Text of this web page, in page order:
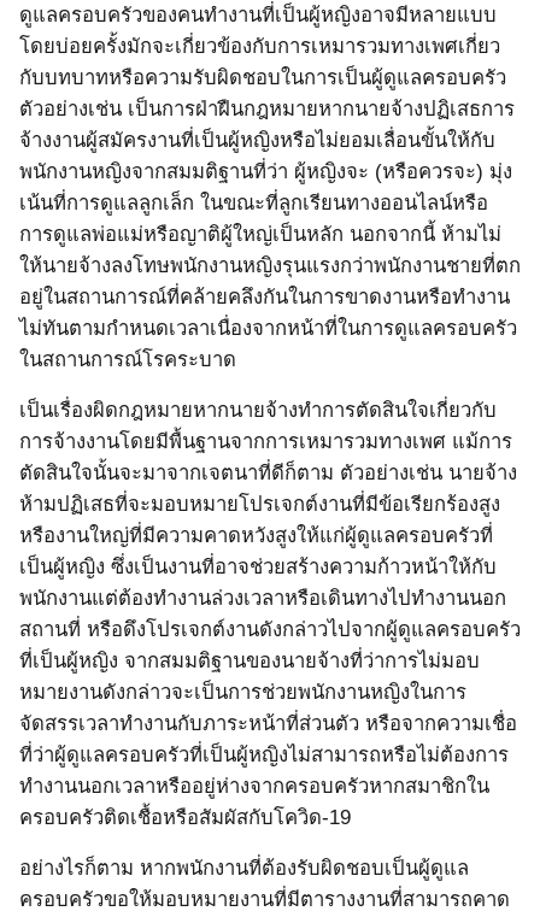
ดูแลครอบครัวของคนทำงานที่เป็นผู้หญิงอาจมีหลายแบบ
โดยบ่อยครั้งมักจะเกี่ยวข้องกับการเหมารวมทางเพศเกี่ยว
กับบทบาทหรือความรับผิดชอบในการเป็นผู้ดูแลครอบครัว
ตัวอย่างเช่น เป็นการฝ่าฝืนกฎหมายหากนายจ้างปฏิเสธการ
จ้างงานผู้สมัครงานที่เป็นผู้หญิงหรือไม่ยอมเลื่อนขั้นให้กับ
พนักงานหญิงจากสมมติฐานที่ว่า ผู้หญิงจะ (หรือควรจะ) มุ่ง
เน้นที่การดูแลลูกเล็ก ในขณะที่ลูกเรียนทางออนไลน์หรือ
การดูแลพ่อแม่หรือญาติผู้ใหญ่เป็นหลัก นอกจากนี้ ห้ามไม่
ให้นายจ้างลงโทษพนักงานหญิงรุนแรงกว่าพนักงานชายที่ตก
อยู่ในสถานการณ์ที่คล้ายคลึงกันในการขาดงานหรือทำงาน
ไม่ทันตามกำหนดเวลาเนื่องจากหน้าที่ในการดูแลครอบครัว
ในสถานการณ์โรคระบาด
เป็นเรื่องผิดกฎหมายหากนายจ้างทำการตัดสินใจเกี่ยวกับ
การจ้างงานโดยมีพื้นฐานจากการเหมารวมทางเพศ แม้การ
ตัดสินใจนั้นจะมาจากเจตนาที่ดีก็ตาม ตัวอย่างเช่น นายจ้าง
ห้ามปฏิเสธที่จะมอบหมายโปรเจกต์งานที่มีข้อเรียกร้องสูง
หรืองานใหญ่ที่มีความคาดหวังสูงให้แก่ผู้ดูแลครอบครัวที่
เป็นผู้หญิง ซึ่งเป็นงานที่อาจช่วยสร้างความก้าวหน้าให้กับ
พนักงานแต่ต้องทำงานล่วงเวลาหรือเดินทางไปทำงานนอก
สถานที่ หรือดึงโปรเจกต์งานดังกล่าวไปจากผู้ดูแลครอบครัว
ที่เป็นผู้หญิง จากสมมติฐานของนายจ้างที่ว่าการไม่มอบ
หมายงานดังกล่าวจะเป็นการช่วยพนักงานหญิงในการ
จัดสรรเวลาทำงานกับภาระหน้าที่ส่วนตัว หรือจากความเชื่อ
ที่ว่าผู้ดูแลครอบครัวที่เป็นผู้หญิงไม่สามารถหรือไม่ต้องการ
ทำงานนอกเวลาหรืออยู่ห่างจากครอบครัวหากสมาชิกใน
ครอบครัวติดเชื้อหรือสัมผัสกับโควิด-19
อย่างไรก็ตาม หากพนักงานที่ต้องรับผิดชอบเป็นผู้ดูแล
ครอบครัวขอให้มอบหมายงานที่มีตารางงานที่สามารถคาด